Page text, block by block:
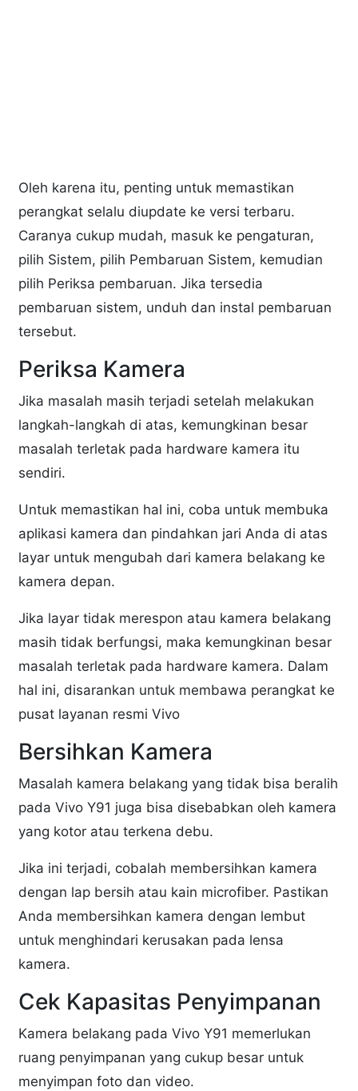
Oleh karena itu, penting untuk memastikan
perangkat selalu diupdate ke versi terbaru.
Caranya cukup mudah, masuk ke pengaturan,
pilih Sistem, pilih Pembaruan Sistem, kemudian
pilih Periksa pembaruan. Jika tersedia
pembaruan sistem, unduh dan instal pembaruan
tersebut.
Periksa Kamera
Jika masalah masih terjadi setelah melakukan
langkah-langkah di atas, kemungkinan besar
masalah terletak pada hardware kamera itu
sendiri.
Untuk memastikan hal ini, coba untuk membuka
aplikasi kamera dan pindahkan jari Anda di atas
layar untuk mengubah dari kamera belakang ke
kamera depan.
Jika layar tidak merespon atau kamera belakang
masih tidak berfungsi, maka kemungkinan besar
masalah terletak pada hardware kamera. Dalam
hal ini, disarankan untuk membawa perangkat ke
pusat layanan resmi Vivo
Bersihkan Kamera
Masalah kamera belakang yang tidak bisa beralih
pada Vivo Y91 juga bisa disebabkan oleh kamera
yang kotor atau terkena debu.
Jika ini terjadi, cobalah membersihkan kamera
dengan lap bersih atau kain microfiber. Pastikan
Anda membersihkan kamera dengan lembut
untuk menghindari kerusakan pada lensa
kamera.
Cek Kapasitas Penyimpanan
Kamera belakang pada Vivo Y91 memerlukan
ruang penyimpanan yang cukup besar untuk
menyimpan foto dan video.